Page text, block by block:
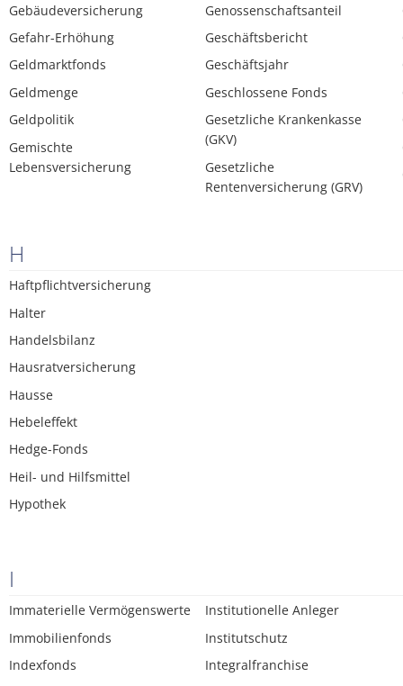
Gebäudeversicherung
Gefahr-Erhöhung
Geldmarktfonds
Geldmenge
Geldpolitik
Gemischte
Lebensversicherung
Genossenschaftsanteil
Geschäftsbericht
Geschäftsjahr
Geschlossene Fonds
Gesetzliche Krankenkasse
(GKV)
Gesetzliche
Rentenversicherung (GRV)
H
Haftpflichtversicherung
Halter
Handelsbilanz
Hausratversicherung
Hausse
Hebeleffekt
Hedge-Fonds
Heil- und Hilfsmittel
Hypothek
I
Immaterielle Vermögenswerte
Immobilienfonds
Indexfonds
Institutionelle Anleger
Institutschutz
Integralfranchise